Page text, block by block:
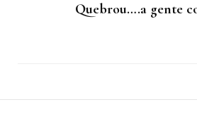
Quebrou….a gente